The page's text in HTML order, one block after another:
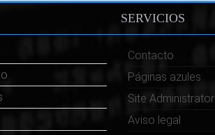
SERVICIOS
Contacto
Páginas azules
Site Administrator
Aviso legal